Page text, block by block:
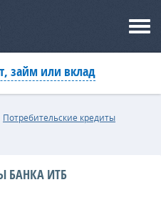
займ или вклад
Потребительские кредиты
БАНКА ИТБ